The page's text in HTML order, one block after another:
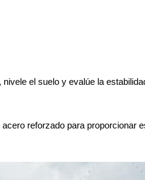
el suelo y evalúe la
reforzado para proporcionar